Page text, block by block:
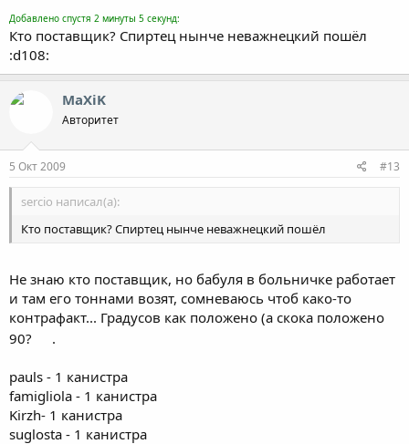
Добавлено спустя 2 минуты 5 секунд:
Кто поставщик? Спиртец нынче неважнецкий пошёл
:d108:
MaXiK
Авторитет
5 Окт 2009 #13
sercio написал(а):
Кто поставщик? Спиртец нынче неважнецкий пошёл
Не знаю кто поставщик, но бабуля в больничке работает
и там его тоннами возят, сомневаюсь чтоб како-то
контрафакт... Градусов как положено (а скока положено
90?
.
pauls - 1 канистра
famigliola - 1 канистра
Kirzh- 1 канистра
suglosta - 1 канистра